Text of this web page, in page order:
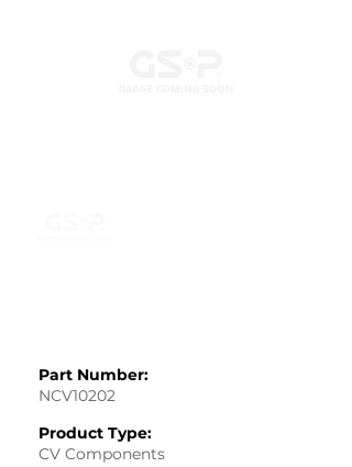
Part Number:
NCV10202
Product Type:
CV Components